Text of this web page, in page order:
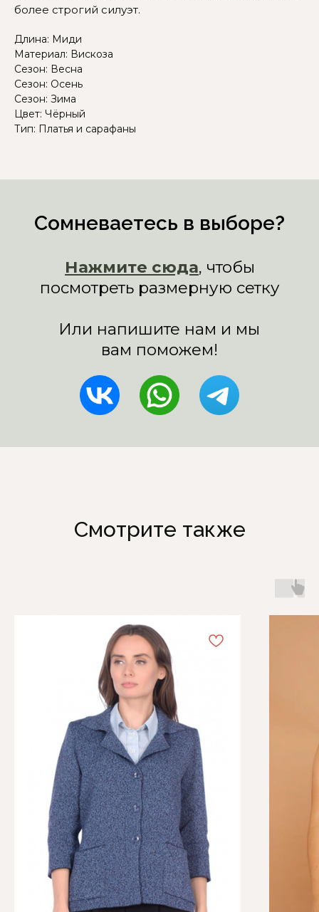
более строгий силуэт.
Длина: Миди
Материал: Вискоза
Сезон: Весна
Сезон: Осень
Сезон: Зима
Цвет: Чёрный
Тип: Платья и сарафаны
Смотрите также
ИП Трунина Т.П.
ИНН 025606867957
ОГРНИП 314502705500111
Политика конфиденциальности
Copyright 2014-2026 © DiKONA.RU - МАГАЗИН
Информация
Контакты
Отзывы
+7 (495) 767-73-75
Блог
г. Москва, ул. Сретенка, д. 27/5
О компании
7677375@dikona.ru
Обмен и возврат
ПН-СБ с 10:00 до 20:00
ВС с 10:00 до 19:00
Оплата и доставка